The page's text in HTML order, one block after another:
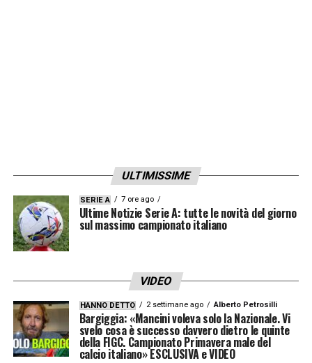
ULTIMISSIME
SERIE A 7 ore ago
Ultime Notizie Serie A: tutte le novità del giorno
sul massimo campionato italiano
VIDEO
HANNO DETTO 2 settimane ago Alberto Petrosilli
Bargiggia: «Mancini voleva solo la Nazionale. Vi
svelo cosa è successo davvero dietro le quinte
della FIGC. Campionato Primavera male del
calcio italiano» ESCLUSIVA e VIDEO